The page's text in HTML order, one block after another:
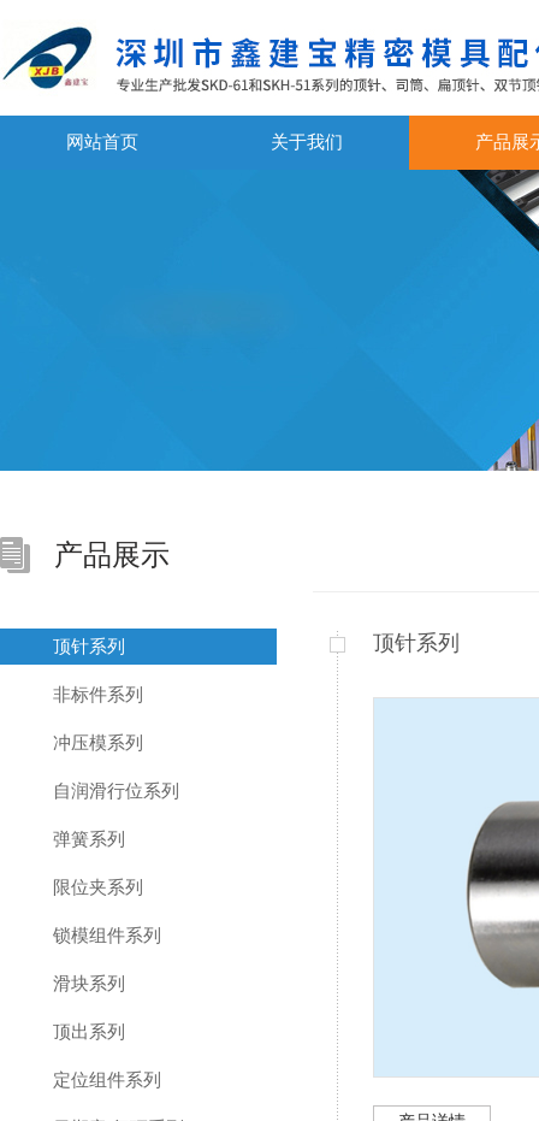
网站首页 关于我们 产品展
产品展示
顶针系列
非标件系列
冲压模系列
自润滑行位系列
弹簧系列
限位夹系列
锁模组件系列
滑块系列
顶出系列
定位组件系列
顶针系列